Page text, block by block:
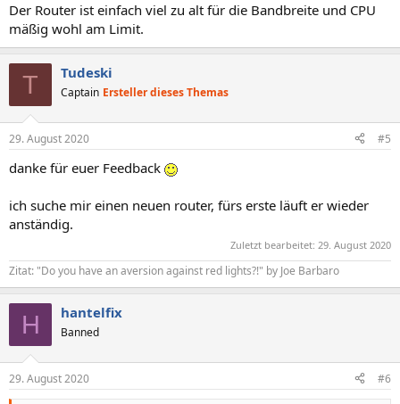
Der Router ist einfach viel zu alt für die Bandbreite und CPU
mäßig wohl am Limit.
T Tudeski
Captain Ersteller dieses Themas
29. August 2020 #5
danke für euer Feedback
ich suche mir einen neuen router, fürs erste läuft er wieder
anständig.
Zuletzt bearbeitet: 29. August 2020
Zitat: "Do you have an aversion against red lights?!" by Joe Barbaro
H hantelfix
Banned
29. August 2020 #6